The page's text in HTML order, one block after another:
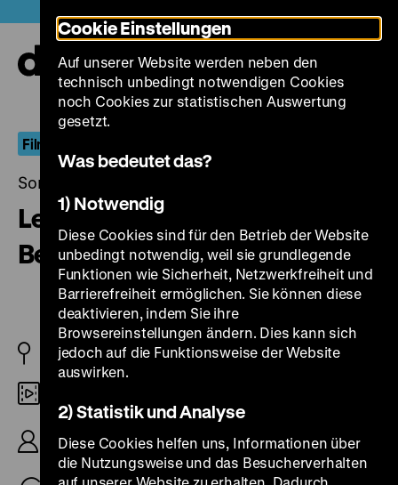
zum
Seiteninhalt
springen
Film und politische Öffentlichkeit
Sonntag, 25. Juli 2021, 16.00 Uhr
Lebens-Geschichte des
Bergarbeiters Alphons S.
BRD 1979
Stiller, 256‘
Cookie Einstellungen
Auf unserer Website werden neben den
technisch unbedingt notwendigen Cookies
noch Cookies zur statistischen Auswertung
gesetzt.
Was bedeutet das?
1) Notwendig
Diese Cookies sind für den Betrieb der Website
unbedingt notwendig, weil sie grundlegende
Funktionen wie Sicherheit, Netzwerkfreiheit und
Barrierefreiheit ermöglichen. Sie können diese
deaktivieren, indem Sie ihre
Browsereinstellungen ändern. Dies kann sich
jedoch auf die Funktionsweise der Website
auswirken.
2) Statistik und Analyse
Diese Cookies helfen uns, Informationen über
die Nutzungsweise und das Besucherverhalten